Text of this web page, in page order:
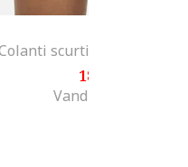
182
Vandut de GRID